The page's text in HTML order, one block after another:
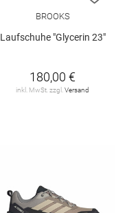
BROOKS
Laufschuhe "Glycerin 23"
180,00 €
inkl. MwSt. zzgl. Versand